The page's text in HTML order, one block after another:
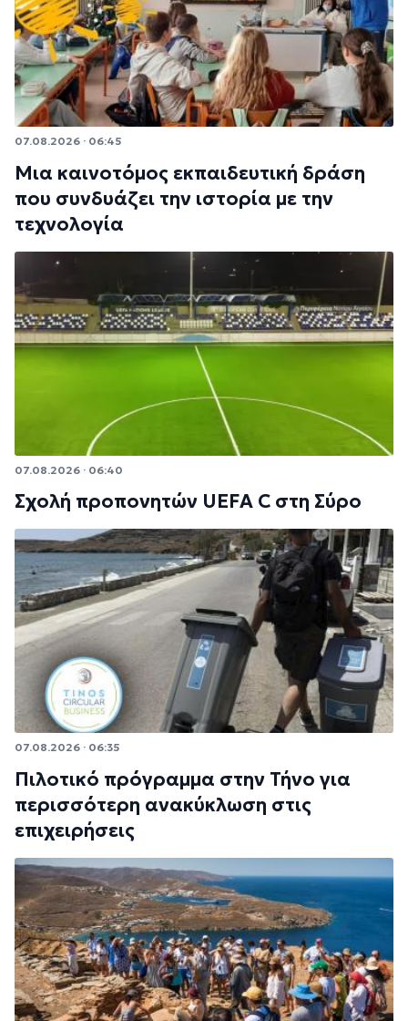
07.08.2026 · 06:45
Μια καινοτόμος εκπαιδευτική δράση
που συνδυάζει την ιστορία με την
τεχνολογία
07.08.2026 · 06:40
Σχολή προπονητών UEFA C στη Σύρο
07.08.2026 · 06:35
Πιλοτικό πρόγραμμα στην Τήνο για
περισσότερη ανακύκλωση στις
επιχειρήσεις